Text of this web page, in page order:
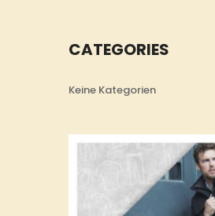
CATEGORIES
Keine Kategorien